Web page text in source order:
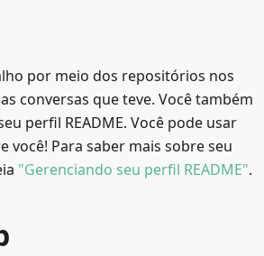
por meio dos repositórios nos
conversas que teve. Você também
perfil README. Você pode usar
Para saber mais sobre seu
"Gerenciando seu perfil README".